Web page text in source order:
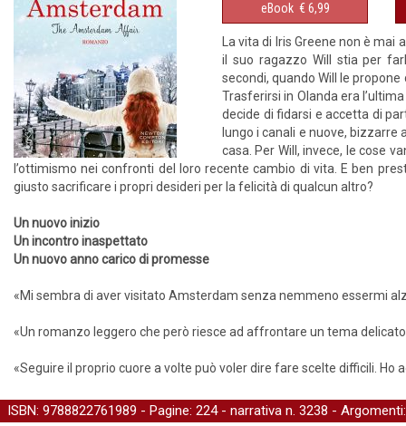
eBook € 6,99
La vita di Iris Greene non è
il suo ragazzo Will stia per
secondi, quando Will le
Trasferirsi in Olanda era
decide di fidarsi e accetta di
lungo i canali e nuove,
casa. Per Will, invece, le cose
l’ottimismo nei confronti del loro recente cambio di vita. E ben
giusto sacrificare i propri desideri per la felicità di qualcun altro?
Un nuovo inizio
Un incontro inaspettato
Un nuovo anno carico di promesse
«Mi sembra di aver visitato Amsterdam senza nemmeno essermi
«Un romanzo leggero che però riesce ad affrontare un tema
«Seguire il proprio cuore a volte può voler dire fare scelte difficili. Ho
ISBN: 9788822761989 - Pagine: 224 - narrativa n. 3238 -